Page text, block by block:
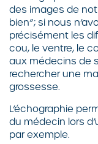
des images de
bien”; si nous
précisément les
cou, le ventre, le
aux médecins de
rechercher une
grossesse.
L’échographie
du médecin lors
par exemple.